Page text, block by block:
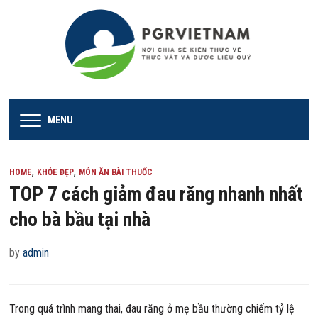
MENU
HOME, KHỎE ĐẸP, MÓN ĂN BÀI THUỐC
TOP 7 cách giảm đau răng nhanh nhất
cho bà bầu tại nhà
byadmin
Trong quá trình mang thai, đau răng ở mẹ bầu thường chiếm tỷ lệ